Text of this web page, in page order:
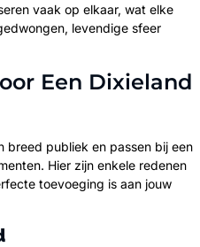
vaak op elkaar, wat elke
levendige sfeer
Een Dixieland
breed publiek en passen bij een
Hier zijn enkele redenen
toevoeging is aan jouw